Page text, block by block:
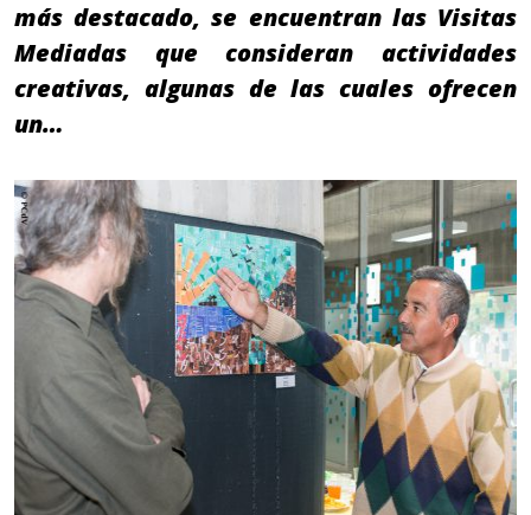
más destacado, se encuentran las Visitas
Mediadas que consideran actividades
creativas, algunas de las cuales ofrecen
un…